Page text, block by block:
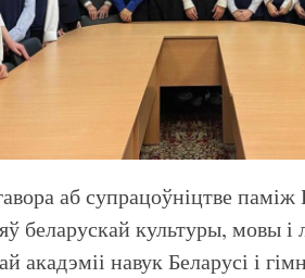
аб супрацоўніцтве
беларускай культуры, мовы і
акадэміі навук Беларусі і